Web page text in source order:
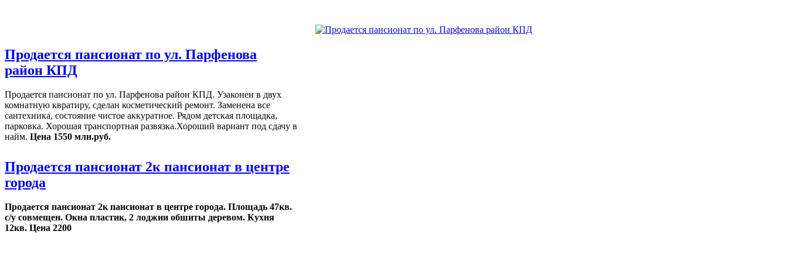
Продается пансионат по ул. Парфенова
район КПД
Продается пансионат по ул. Парфенова район КПД. Узаконен в двух
комнатную квратиру, сделан косметический ремонт. Заменена все
сантехника, состояние чистое аккуратное. Рядом детская площадка,
парковка. Хорошая транспортная развязка.Хороший вариант под сдачу в
найм. Цена 1550 млн.руб.
Продается пансионат 2к пансионат в центре
города
Продается пансионат 2к пансионат в центре города. Площадь 47кв.
с/у совмещен. Окна пластик, 2 лоджии обшиты деревом. Кухня
12кв. Цена 2200